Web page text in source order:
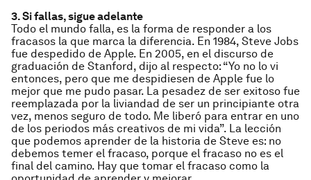
3. Si fallas, sigue adelante
Todo el mundo falla, es la forma de responder a los
fracasos la que marca la diferencia. En 1984, Steve Jobs
fue despedido de Apple. En 2005, en el discurso de
graduación de Stanford, dijo al respecto: “Yo no lo vi
entonces, pero que me despidiesen de Apple fue lo
mejor que me pudo pasar. La pesadez de ser exitoso fue
reemplazada por la liviandad de ser un principiante otra
vez, menos seguro de todo. Me liberó para entrar en uno
de los periodos más creativos de mi vida”. La lección
que podemos aprender de la historia de Steve es: no
debemos temer el fracaso, porque el fracaso no es el
final del camino. Hay que tomar el fracaso como la